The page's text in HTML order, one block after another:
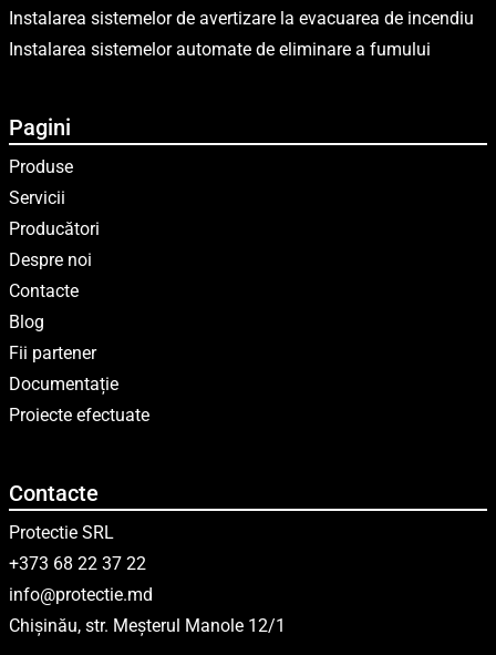
Instalarea sistemelor de avertizare la evacuarea de incendiu
Instalarea sistemelor automate de eliminare a fumului
Pagini
Produse
Servicii
Producători
Despre noi
Contacte
Blog
Fii partener
Documentație
Proiecte efectuate
Contacte
Protectie SRL
+373 68 22 37 22
info@protectie.md
Chișinău, str. Meșterul Manole 12/1